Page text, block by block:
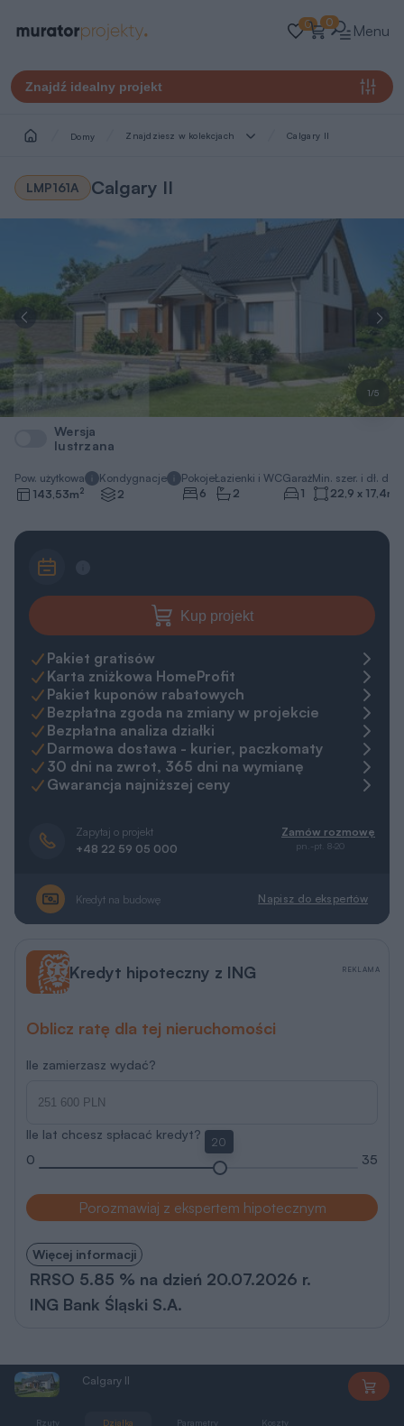
0 0 Menu
Znajdź idealny projekt
Domy Znajdziesz w kolekcjach Calgary II
LMP161A Calgary II
1/5
Wersja
lustrzana
Pow. użytkowa
143,53m2
Kondygnacje
2
Pokoje
6
Łazienki i WC
2
Garaż
1
Min. szer. i dł.
22,9 x 17,4m
Kup projekt
Pakiet gratisów
Karta zniżkowa HomeProfit
Pakiet kuponów rabatowych
Bezpłatna zgoda na zmiany w projekcie
Bezpłatna analiza działki
Darmowa dostawa - kurier, paczkomaty
30 dni na zwrot, 365 dni na wymianę
Gwarancja najniższej ceny
Zapytaj o projekt
+48 22 59 05 000
Zamów rozmowę
pn.-pt. 8-20
Kredyt na budowę Napisz do ekspertów
Kredyt hipoteczny z ING
Oblicz ratę dla tej nieruchomości
Ile zamierzasz wydać?
Ile lat chcesz spłacać kredyt?
0
20
35
Porozmawiaj z ekspertem hipotecznym
Więcej informacji
RRSO 5.85 % na dzień 20.07.2026 r.
ING Bank Śląski S.A.
REKLAMA
Calgary II
Rzuty Działka Parametry Koszty